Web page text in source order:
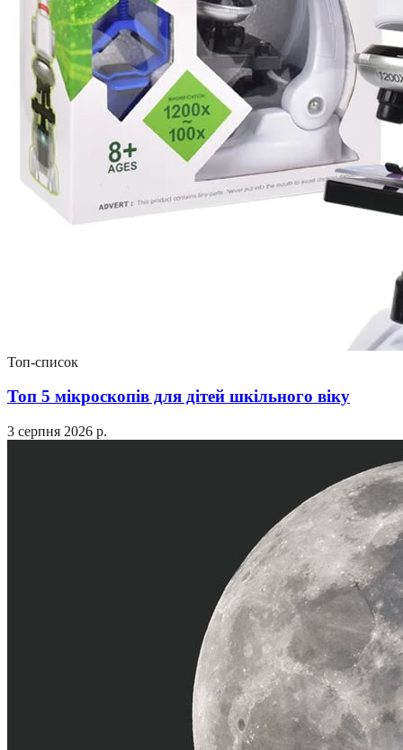
Топ-список
Топ 5 мікроскопів для дітей шкільного віку
3 серпня 2026 р.